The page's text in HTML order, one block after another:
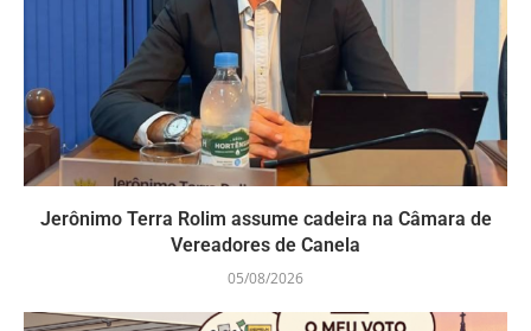
Jerônimo Terra Rolim assume cadeira na Câmara de
Vereadores de Canela
05/08/2026